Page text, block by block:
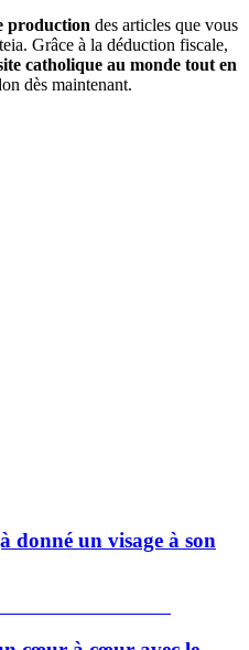
production des articles que vous
Grâce à la déduction fiscale,
catholique au monde tout en
dès maintenant.
donné un visage à son